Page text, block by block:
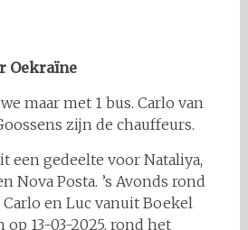
Oekraïne
maar met 1 bus. Carlo van
zijn de chauffeurs.
een gedeelte voor Nataliya,
Nova Posta. ’s Avonds rond
en Luc vanuit Boekel
13-03-2025, rond het